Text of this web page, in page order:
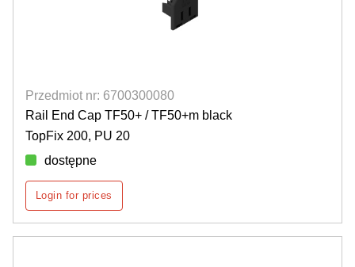
Przedmiot nr: 6700300080
Rail End Cap TF50+ / TF50+m black
TopFix 200, PU 20
dostępne
Login for prices